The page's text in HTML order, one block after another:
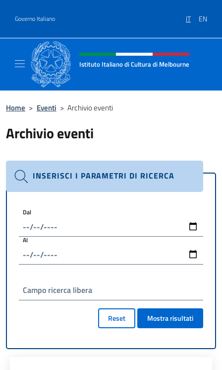
Governo Italiano IT EN
Intestazione sito, social e menù
Istituto Italiano di Cultura di Melbourne
Home > Eventi > Archivio eventi
Archivio eventi
INSERISCI I PARAMETRI DI RICERCA
Dal
Al
Campo ricerca libera
Reset Mostra risultati